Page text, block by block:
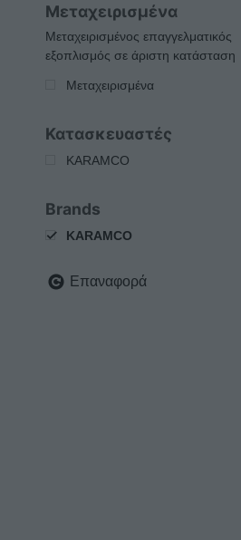
Μεταχειρισμένα
Μεταχειρισμένος επαγγελματικός
εξοπλισμός σε άριστη κατάσταση
Μεταχειρισμένα
Κατασκευαστές
KARAMCO
Brands
KARAMCO
Επαναφορά